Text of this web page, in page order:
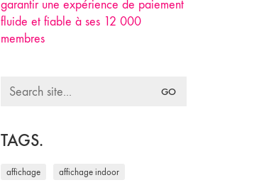
garantir une expérience de paiement
fluide et fiable à ses 12 000
membres
Search
TAGS.
affichage affichage indoor